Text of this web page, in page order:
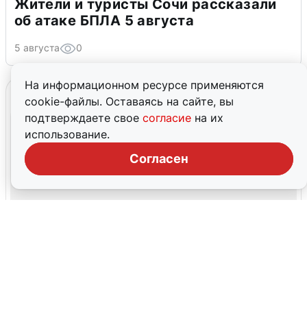
На информационном ресурсе применяются
cookie-файлы. Оставаясь на сайте, вы
подтверждаете свое согласие на их
использование.
Согласен
Жители и туристы Сочи рассказали
об атаке БПЛА 5 августа
5 августа 0